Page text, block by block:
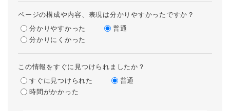
ページの構成や内容、表現は分かりやすかったですか？
分かりやすかった
普通
分かりにくかった
この情報をすぐに見つけられましたか？
すぐに見つけられた
普通
時間がかかった